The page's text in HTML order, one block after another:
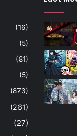
(16)
(5)
(81)
(5)
(873)
(261)
(27)